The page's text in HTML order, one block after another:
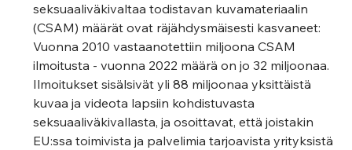
seksuaaliväkivaltaa todistavan kuvamateriaalin
(CSAM) määrät ovat räjähdysmäisesti kasvaneet:
Vuonna 2010 vastaanotettiin miljoona CSAM
ilmoitusta - vuonna 2022 määrä on jo 32 miljoonaa.
Ilmoitukset sisälsivät yli 88 miljoonaa yksittäistä
kuvaa ja videota lapsiin kohdistuvasta
seksuaaliväkivallasta, ja osoittavat, että joistakin
EU:ssa toimivista ja palvelimia tarjoavista yrityksistä